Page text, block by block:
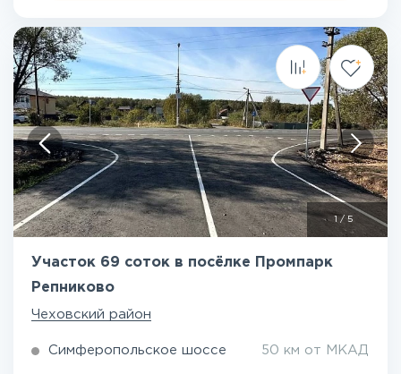
/ 5
Участок 69 соток в посёлке Промпарк
Репниково
Чеховский район
Симферопольское шоссе 50 км от МКАД